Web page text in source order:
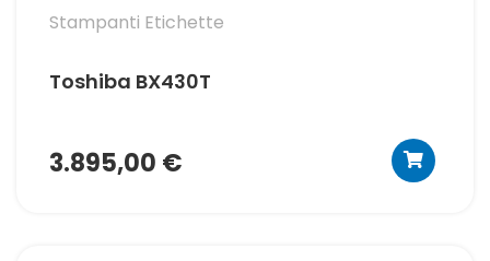
Stampanti Etichette
Toshiba BX430T
3.895,00 €